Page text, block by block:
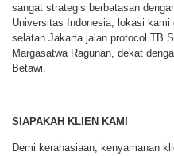
sangat strategis berbatasan
Universitas Indonesia, lokasi
selatan Jakarta jalan protocol TB
Margasatwa Ragunan, dekat
Betawi.
SIAPAKAH KLIEN KAMI
Demi kerahasiaan, kenyamanan